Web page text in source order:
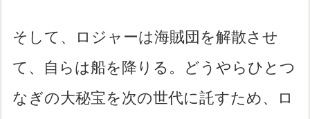
そして、ロジャーは海賊団を解散させ
て、自らは船を降りる。どうやらひとつ
なぎの大秘宝を次の世代に託すため、ロ